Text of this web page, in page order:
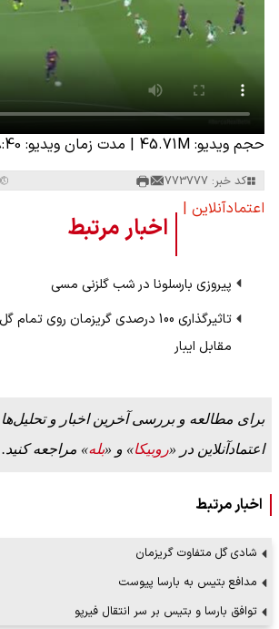
حجم ویدیو: 45.71M | مدت زمان ویدیو: 00:08:40
کد خبر: 773777
اعتمادآنلاین |
اخبار مرتبط
پیروزی بارسلونا در شب گلزنی مسی
تاثیرگذاری 100 درصدی گریزمان روی
مقابل ایبار
برای مطالعه و بررسی آخرین اخبار و تحلیل‌ها
اعتمادآنلاین در «روبیکا» و «بله» مراجعه کنید.
اخبار مرتبط
شادی گل متفاوت گریزمان
مدافع بتیس به بارسا پیوست
توافق بارسا و بتیس بر سر انتقال فیرپو